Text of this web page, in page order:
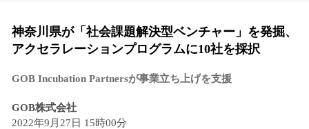
神奈川県が「社会課題解決型ベンチャー」を発掘、
アクセラレーションプログラムに10社を採択
GOB Incubation Partnersが事業立ち上げを支援
GOB株式会社
2022年9月27日 15時00分